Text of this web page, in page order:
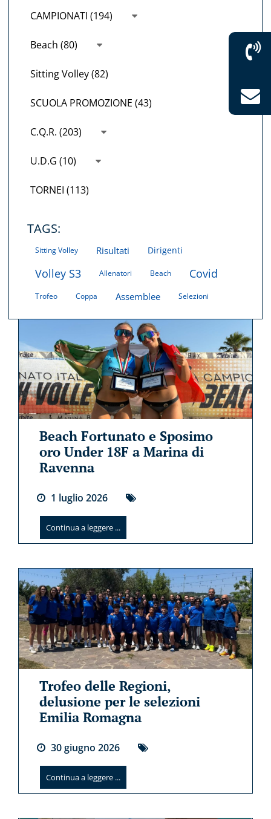
CAMPIONATI (194)
Beach (80)
Sitting Volley (82)
SCUOLA PROMOZIONE (43)
C.Q.R. (203)
U.D.G (10)
TORNEI (113)
TAGS:
Sitting Volley Risultati Dirigenti
Volley S3 Allenatori Beach Covid
Trofeo Coppa Assemblee Selezioni
Beach Fortunato e Sposimo
oro Under 18F a Marina di
Ravenna
1 luglio 2026
Continua a leggere ...
Trofeo delle Regioni,
delusione per le selezioni
Emilia Romagna
30giugno 2026
Continua a leggere ...